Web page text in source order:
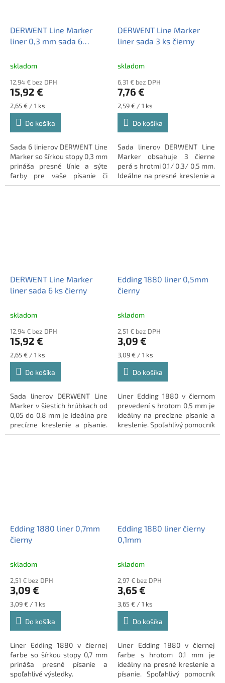
DERWENT Line Marker
liner 0,3 mm sada 6
skladom
12,94 € bez DPH
15,92 €
Jednotková
cena:
2,65 € / 1 ks
Do košíka
Sada 6 linierov DERWENT Line
Marker so šírkou stopy 0,3 mm
prináša presné línie a sýte
farby pre vaše písanie či
kreslenie.
DERWENT Line Marker
liner sada 3 ks čierny
skladom
6,31 € bez DPH
7,76 €
Jednotková
cena:
2,59 € / 1 ks
Do košíka
Sada linerov DERWENT Line
Marker obsahuje 3 čierne
perá s hrotmi 0,1/ 0,3/ 0,5 mm.
Ideálne na presné kreslenie a
písanie.
DERWENT Line Marker
liner sada 6 ks čierny
skladom
12,94 € bez DPH
15,92 €
Jednotková
cena:
2,65 € / 1 ks
Do košíka
Sada linerov DERWENT Line
Marker v šiestich hrúbkach od
0,05 do 0,8 mm je ideálna pre
precízne kreslenie a písanie.
Kvalitné čierne linery pre
Edding 1880 liner 0,5mm
čierny
skladom
2,51 € bez DPH
3,09 €
Jednotková
cena:
3,09 € / 1 ks
Do košíka
Liner Edding 1880 v čiernom
prevedení s hrotom 0,5 mm je
ideálny na precízne písanie a
kreslenie. Spoľahlivý pomocník
do školy či kancelárie.
Edding 1880 liner 0,7mm
čierny
skladom
2,51 € bez DPH
3,09 €
Jednotková
cena:
3,09 € / 1 ks
Do košíka
Liner Edding 1880 v čiernej
farbe so šírkou stopy 0,7 mm
prináša presné písanie a
spoľahlivé výsledky.
Edding 1880 liner čierny
0,1mm
skladom
2,97 € bez DPH
3,65 €
Jednotková
cena:
3,65 € / 1 ks
Do košíka
Liner Edding 1880 v čiernej
farbe s hrotom 0,1 mm je
ideálny na presné kreslenie a
písanie. Spoľahlivý pomocník